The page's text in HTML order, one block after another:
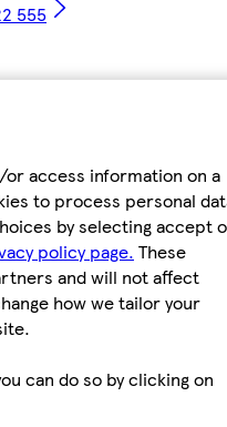
access information on a
to process personal
by selecting accept
policy page. These
and will not affect
how we tailor your
can do so by clicking on
555